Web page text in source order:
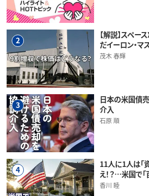
2
【解説】スペー
だイーロン・マ
茂木 春輝
3
日本の米国債
介入
石原 順
4
11人に1人は「
え！？…米国で
香川 睦